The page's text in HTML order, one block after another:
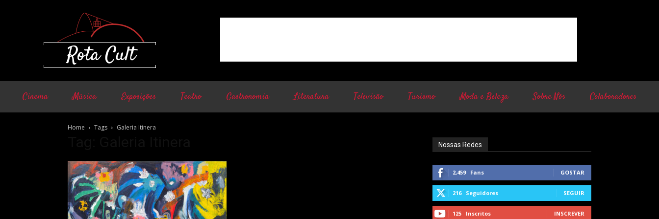
Cinema Música Exposições Teatro Gastronomia Literatura Televisão Turismo Moda e Beleza Sobre Nós Colaboradores
Home Tags Galeria Itinera
Nossas Redes
2,459 Fans GOSTAR
216 Seguidores SEGUIR
125 Inscritos INSCREVER